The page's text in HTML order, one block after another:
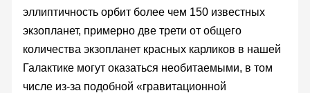
эллиптичность орбит более чем 150 известных
экзопланет, примерно две трети от общего
количества экзопланет красных карликов в нашей
Галактике могут оказаться необитаемыми, в том
числе из-за подобной «гравитационной